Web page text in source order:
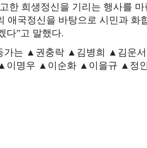
한 희생정신을 기리는 행사를
애국정신을 바탕으로 시민과
다”고 말했다.
가는 ▲권충락 ▲김병희 ▲김운
이명우 ▲이순화 ▲이을규 ▲정